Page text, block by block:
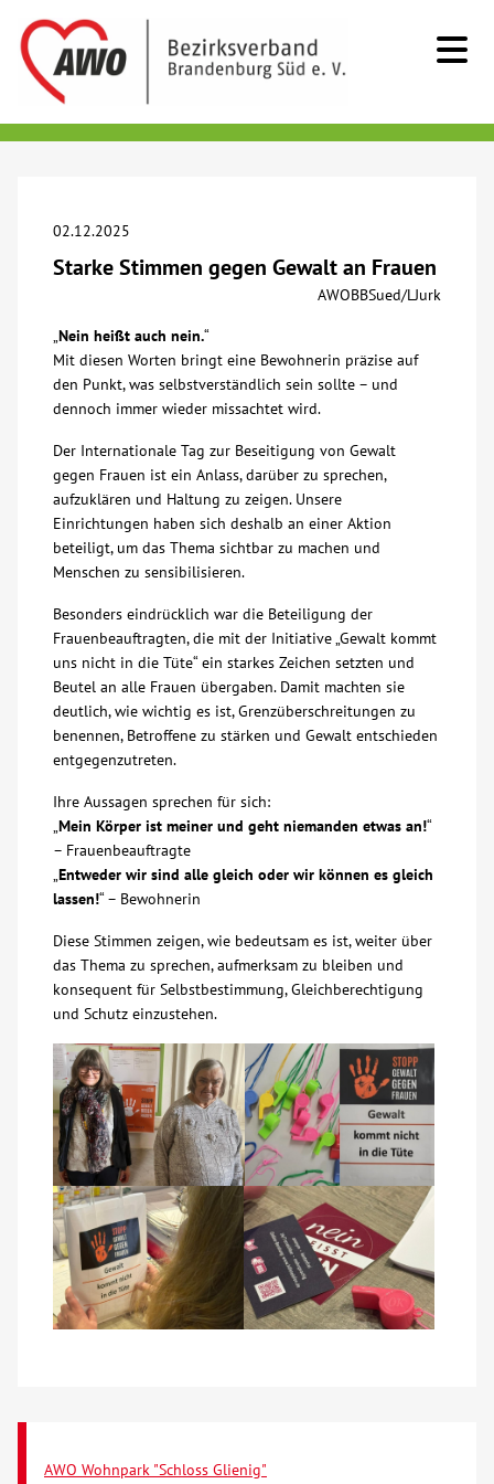
Menschen mit Behinderung
Beratung & Hilfe
Begegnung
Bildung
Über uns
Spenden
Mitmachen
Ausbildung
Glossar
Suche
AWO BB Süd
02.12.2025
Starke Stimmen gegen Gewalt an Frauen
AWOBBSued/LJurk
„Nein heißt auch nein.“
Mit diesen Worten bringt eine Bewohnerin präzise auf
den Punkt, was selbstverständlich sein sollte – und
dennoch immer wieder missachtet wird.
Der Internationale Tag zur Beseitigung von Gewalt
gegen Frauen ist ein Anlass, darüber zu sprechen,
aufzuklären und Haltung zu zeigen. Unsere
Einrichtungen haben sich deshalb an einer Aktion
beteiligt, um das Thema sichtbar zu machen und
Menschen zu sensibilisieren.
Besonders eindrücklich war die Beteiligung der
Frauenbeauftragten, die mit der Initiative „Gewalt kommt
uns nicht in die Tüte“ ein starkes Zeichen setzten und
Beutel an alle Frauen übergaben. Damit machten sie
deutlich, wie wichtig es ist, Grenzüberschreitungen zu
benennen, Betroffene zu stärken und Gewalt entschieden
entgegenzutreten.
Ihre Aussagen sprechen für sich:
„Mein Körper ist meiner und geht niemanden etwas an!“
– Frauenbeauftragte
„Entweder wir sind alle gleich oder wir können es gleich
lassen!“ – Bewohnerin
Diese Stimmen zeigen, wie bedeutsam es ist, weiter über
das Thema zu sprechen, aufmerksam zu bleiben und
konsequent für Selbstbestimmung, Gleichberechtigung
und Schutz einzustehen.
AWO Wohnpark "Schloss Glienig"